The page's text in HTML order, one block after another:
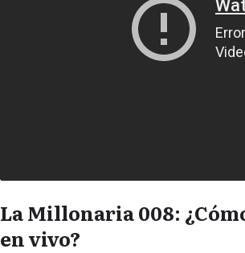
La Millonaria 008:
en vivo?